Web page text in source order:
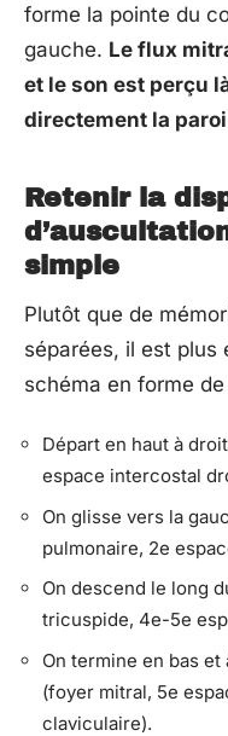
forme la pointe du
gauche. Le flux
et le son est perçu
directement la
Retenir la
simple
Plutôt que de
séparées, il est plus
schéma en forme
Départ en haut à
espace intercostal
On glisse vers la
pulmonaire, 2e
On descend le long
tricuspide, 4e-5e
On termine en bas
(foyer mitral, 5e
claviculaire).